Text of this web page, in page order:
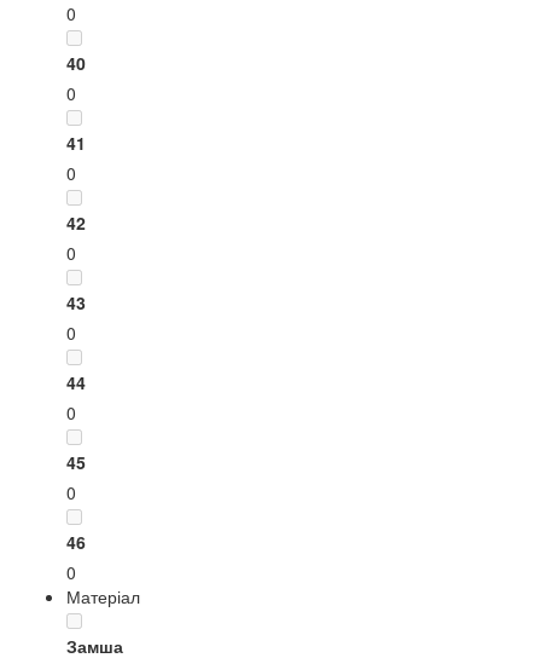
0
40
0
41
0
42
0
43
0
44
0
45
0
46
0
Матеріал
Замша